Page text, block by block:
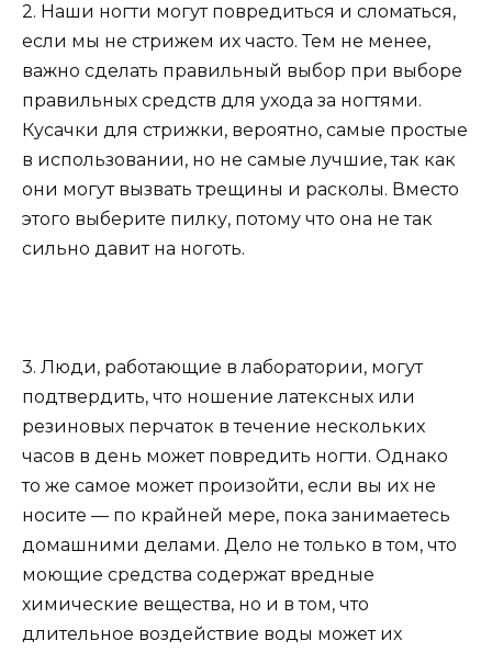
2. Наши ногти могут повредиться и сломаться,
если мы не стрижем их часто. Тем не менее,
важно сделать правильный выбор при выборе
правильных средств для ухода за ногтями.
Кусачки для стрижки, вероятно, самые простые
в использовании, но не самые лучшие, так как
они могут вызвать трещины и расколы. Вместо
этого выберите пилку, потому что она не так
сильно давит на ноготь.
3. Люди, работающие в лаборатории, могут
подтвердить, что ношение латексных или
резиновых перчаток в течение нескольких
часов в день может повредить ногти. Однако
то же самое может произойти, если вы их не
носите — по крайней мере, пока занимаетесь
домашними делами. Дело не только в том, что
моющие средства содержат вредные
химические вещества, но и в том, что
длительное воздействие воды может их